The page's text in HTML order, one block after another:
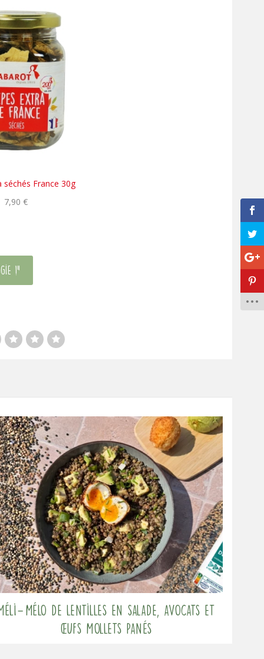
séchés France 30g
7,90 €
!"
Mélo de lentilles en salade, avocats et
œufs mollets panés